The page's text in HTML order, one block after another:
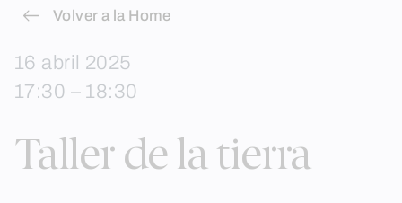
Skip
content
Volver a la Home
16 abril 2025
17:30 – 18:30
Taller de la tierra